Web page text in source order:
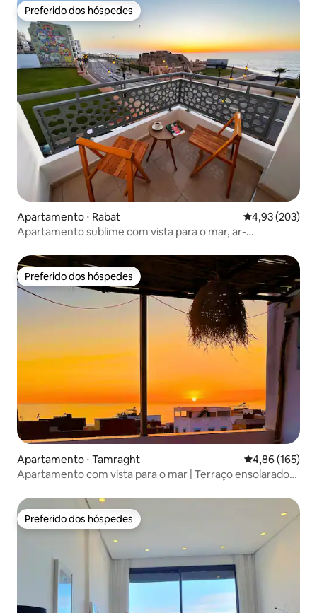
Preferido dos hóspedes
Preferido dos hóspedes
Apartamento ⋅ Rabat 4,93 de uma
4,93 (203)
Apartamento sublime com vista para o mar, ar-
Preferido dos hóspedes
Preferido dos hóspedes
Apartamento ⋅ Tamraght 4,86 de uma
4,86 (165)
Apartamento com vista para o mar | Terraço ensolarado
Preferido dos hóspedes
Preferido dos hóspedes